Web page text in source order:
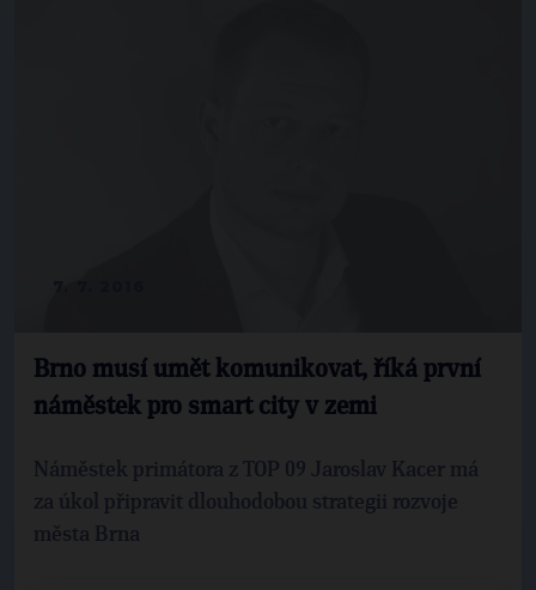
Brno musí umět komunikovat, říká první
náměstek pro smart city v zemi
Náměstek primátora z TOP 09 Jaroslav Kacer má
za úkol připravit dlouhodobou strategii rozvoje
města Brna